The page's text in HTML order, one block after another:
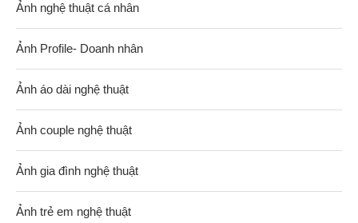
Ảnh nghệ thuật cá nhân
Ảnh Profile- Doanh nhân
Ảnh áo dài nghệ thuật
Ảnh couple nghệ thuật
Ảnh gia đình nghệ thuật
Ảnh trẻ em nghệ thuật